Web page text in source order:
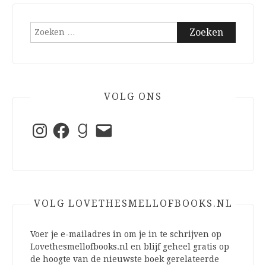
Zoeken
VOLG ONS
InstagramFacebookGoodreads
E-
mail
VOLG LOVETHESMELLOFBOOKS.NL
Voer je e-mailadres in om je in te schrijven op
Lovethesmellofbooks.nl en blijf geheel gratis op
de hoogte van de nieuwste boek gerelateerde